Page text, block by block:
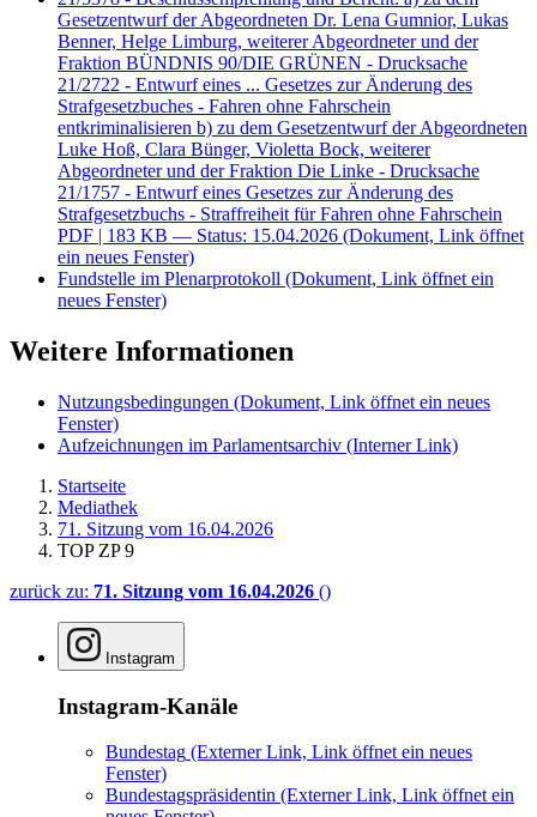
Gesetzentwurf der Abgeordneten Dr. Lena Gumnior, Lukas
Benner, Helge Limburg, weiterer Abgeordneter und der
Fraktion BÜNDNIS 90/DIE GRÜNEN - Drucksache
21/2722 - Entwurf eines ... Gesetzes zur Änderung des
Strafgesetzbuches - Fahren ohne Fahrschein
entkriminalisieren b) zu dem Gesetzentwurf der Abgeordneten
Luke Hoß, Clara Bünger, Violetta Bock, weiterer
Abgeordneter und der Fraktion Die Linke - Drucksache
21/1757 - Entwurf eines Gesetzes zur Änderung des
Strafgesetzbuchs - Straffreiheit für Fahren ohne Fahrschein
PDF | 183 KB — Status: 15.04.2026 (Dokument, Link öffnet
ein neues Fenster)
Fundstelle im Plenarprotokoll (Dokument, Link öffnet ein
neues Fenster)
Weitere Informationen
Nutzungsbedingungen (Dokument, Link öffnet ein neues
Fenster)
Aufzeichnungen im Parlamentsarchiv (Interner Link)
Startseite
Mediathek
71. Sitzung vom 16.04.2026
TOP ZP 9
zurück zu: 71. Sitzung vom 16.04.2026 ()
Instagram
Instagram-Kanäle
Bundestag (Externer Link, Link öffnet ein neues
Fenster)
Bundestagspräsidentin (Externer Link, Link öffnet ein